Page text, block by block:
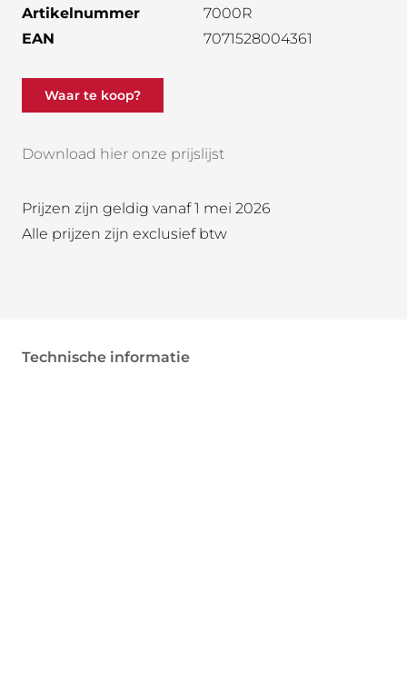
Artikelnummer
7000R
EAN
7071528004361
Waar te koop?
Download hier onze prijslijst
Prijzen zijn geldig vanaf 1 mei 2026
Alle prijzen zijn exclusief btw
Technische informatie